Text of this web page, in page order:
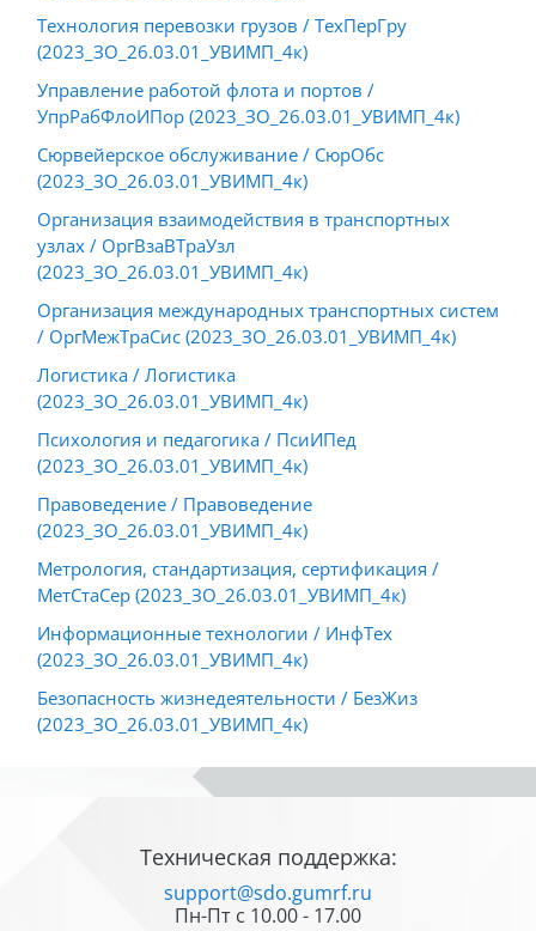
Технология перевозки грузов / ТехПерГру
(2023_ЗО_26.03.01_УВИМП_4к)
Управление работой флота и портов /
УпрРабФлоИПор (2023_ЗО_26.03.01_УВИМП_4к)
Сюрвейерское обслуживание / СюрОбс
(2023_ЗО_26.03.01_УВИМП_4к)
Организация взаимодействия в транспортных
узлах / ОргВзаВТраУзл
(2023_ЗО_26.03.01_УВИМП_4к)
Организация международных транспортных систем
/ ОргМежТраСис (2023_ЗО_26.03.01_УВИМП_4к)
Логистика / Логистика
(2023_ЗО_26.03.01_УВИМП_4к)
Психология и педагогика / ПсиИПед
(2023_ЗО_26.03.01_УВИМП_4к)
Правоведение / Правоведение
(2023_ЗО_26.03.01_УВИМП_4к)
Метрология, стандартизация, сертификация /
МетСтаСер (2023_ЗО_26.03.01_УВИМП_4к)
Информационные технологии / ИнфТех
(2023_ЗО_26.03.01_УВИМП_4к)
Безопасность жизнедеятельности / БезЖиз
(2023_ЗО_26.03.01_УВИМП_4к)
Техническая поддержка:
support@sdo.gumrf.ru
Пн-Пт с 10.00 - 17.00